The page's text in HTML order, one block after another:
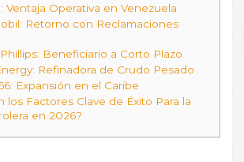
Ventaja Operativa en Venezuela
Retorno con Reclamaciones
Beneficiario a Corto Plazo
Refinadora de Crudo Pesado
Expansión en el Caribe
los Factores Clave de Éxito Para la
en 2026?